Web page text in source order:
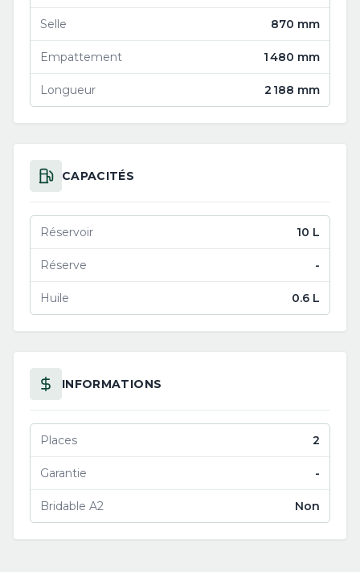
Selle 870 mm
Empattement 1 480 mm
Longueur 2 188 mm
CAPACITÉS
Réservoir 10 L
Réserve -
Huile 0.6 L
INFORMATIONS
Places 2
Garantie -
Bridable A2 Non